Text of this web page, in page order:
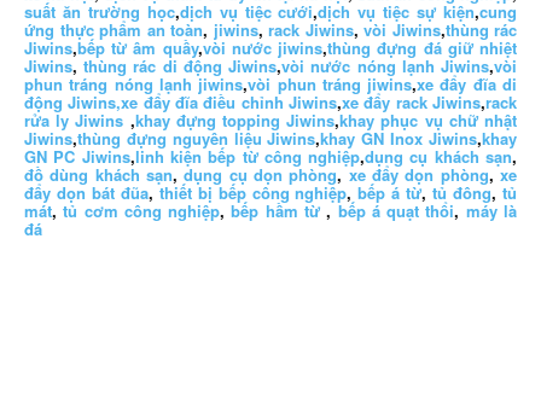
suất ăn trường học,dịch vụ tiệc cưới,dịch vụ tiệc sự kiện,cung
ứng thực phẩm an toàn, jiwins, rack Jiwins, vòi Jiwins,thùng rác
Jiwins,bếp từ âm quầy,vòi nước jiwins,thùng đựng đá giữ nhiệt
Jiwins,thùng rác di động Jiwins,vòi nước nóng lạnh Jiwins,vòi
phun tráng nóng lạnh jiwins,vòi phun tráng jiwins,xe đẩy đĩa di
động Jiwins,xe đẩy đĩa điều chỉnh Jiwins,xe đẩy rack Jiwins,rack
rửa ly Jiwins ,khay đựng topping Jiwins,khay phục vụ chữ nhật
Jiwins,thùng đựng nguyên liệu Jiwins,khay GN Inox Jiwins,khay
GN PC Jiwins,linh kiện bếp từ công nghiệp,dụng cụ khách sạn,
đồ dùng khách sạn,dụng cụ dọn phòng,xe đẩy dọn phòng,xe
đẩy dọn bát đũa,thiết bị bếp công nghiệp,bếp á từ,tủ đông,tủ
mát,tủ cơm công nghiệp,bếp hầm từ ,bếp á quạt thổi, máy là
đá